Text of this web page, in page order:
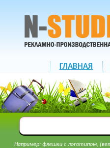
ГЛАВНАЯ
Например: флешки с логотипом,